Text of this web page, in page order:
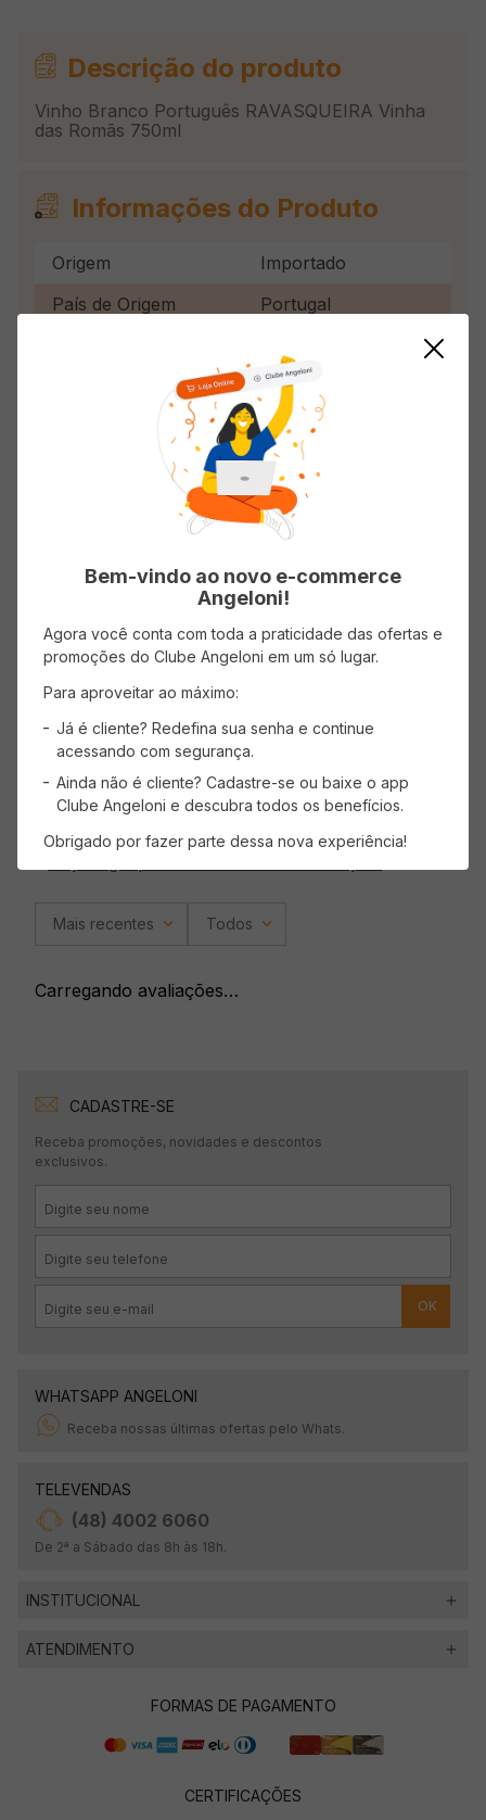
Descrição do produto
Vinho Branco Português RAVASQUEIRA Vinha
das Romãs 750ml
Informações do Produto
Origem
Importado
País de Origem
Portugal
Avaliações
5 estrelas
4 estrelas 0%
3 estrelas
2 estrelas
1 estrela
Mais recentes Todos
Carregando avaliações…
CADASTRE-SE
Receba promoções, novidades e descontos
exclusivos.
OK
WHATSAPP ANGELONI
Receba nossas últimas ofertas pelo Whats.
TELEVENDAS
(48) 4002 6060
De 2ª a Sábado das 8h às 18h.
INSTITUCIONAL
ATENDIMENTO
FORMAS DE PAGAMENTO
CERTIFICAÇÕES
Bem-vindo ao novo e-commerce
Angeloni!
Agora você conta com toda a praticidade das ofertas e
promoções do Clube Angeloni em um só lugar.
Para aproveitar ao máximo:
Já é cliente? Redefina sua senha e continue
acessando com segurança.
Ainda não é cliente? Cadastre-se ou baixe o app
Clube Angeloni e descubra todos os benefícios.
Obrigado por fazer parte dessa nova experiência!